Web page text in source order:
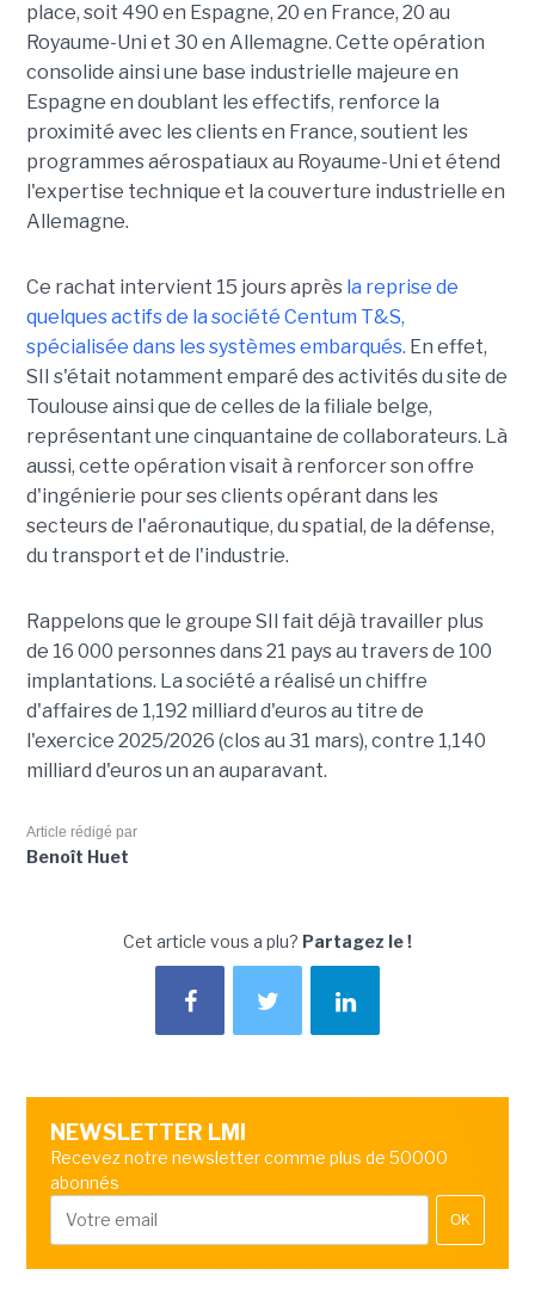
place, soit 490 en Espagne, 20 en France, 20 au
Royaume-Uni et 30 en Allemagne. Cette opération
consolide ainsi une base industrielle majeure en
Espagne en doublant les effectifs, renforce la
proximité avec les clients en France, soutient les
programmes aérospatiaux au Royaume-Uni et étend
l'expertise technique et la couverture industrielle en
Allemagne.
Ce rachat intervient 15 jours après la reprise de
quelques actifs de la société Centum T&S,
spécialisée dans les systèmes embarqués. En effet,
SII s'était notamment emparé des activités du site de
Toulouse ainsi que de celles de la filiale belge,
représentant une cinquantaine de collaborateurs. Là
aussi, cette opération visait à renforcer son offre
d'ingénierie pour ses clients opérant dans les
secteurs de l'aéronautique, du spatial, de la défense,
du transport et de l'industrie.
Rappelons que le groupe SII fait déjà travailler plus
de 16 000 personnes dans 21 pays au travers de 100
implantations. La société a réalisé un chiffre
d'affaires de 1,192 milliard d'euros au titre de
l'exercice 2025/2026 (clos au 31 mars), contre 1,140
milliard d'euros un an auparavant.
Article rédigé par
Benoît Huet
Cet article vous a plu? Partagez le !
NEWSLETTER LMI
Recevez notre newsletter comme plus de 50000
abonnés
OK